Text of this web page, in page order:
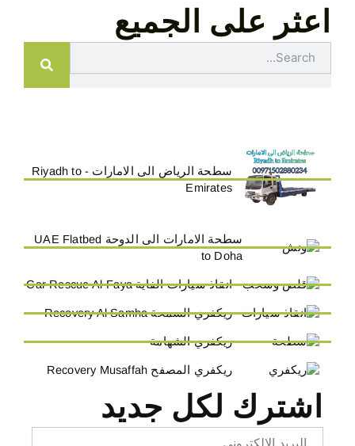
اعثر على الجميع
سطحة الرياض الى الامارات - Riyadh to
Emirates
سطحة الامارات الى الدوحة UAE Flatbed
to Doha
انقاذ سيارات الفاية Car Rescue Al-Faya
ريكفري السمحة Recovery Al Samha
ريكفري الشهامة
ريكفري المصفح Recovery Musaffah
اشترك لكل جديد